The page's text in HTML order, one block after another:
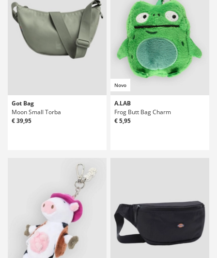
Got Bag
Moon Small Torba
€ 39,95
Novo
A.LAB
Frog Butt Bag Charm
€ 5,95